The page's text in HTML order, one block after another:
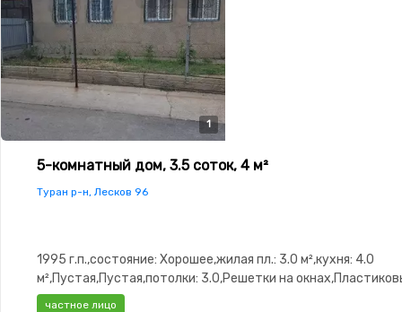
1
5-комнатный дом, 3.5 соток, 4 м²
Туран р-н, Лесков 96
1995 г.п.,состояние: Хорошее,жилая пл.: 3.0 м²,кухня: 4.0
м²,Пустая,Пустая,потолки: 3.0,Решетки на
окна,Навес,Веранда
частное лицо